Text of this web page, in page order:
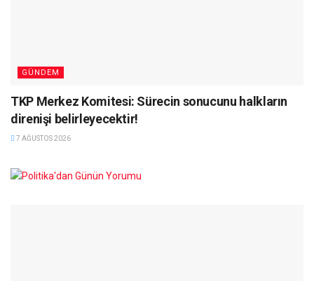
GÜNDEM
TKP Merkez Komitesi: Sürecin sonucunu halkların
direnişi belirleyecektir!
7 AĞUSTOS 2026